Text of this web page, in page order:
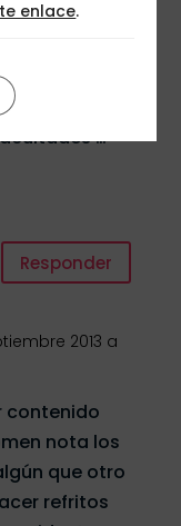
¿No te has
Goldgrund?
…
Responder
2013 a
contenido
nota los
que otro
refritos
enlace.